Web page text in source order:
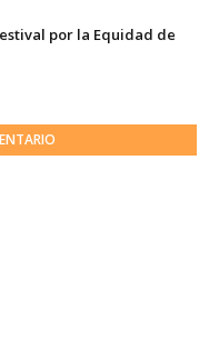
por la Equidad de